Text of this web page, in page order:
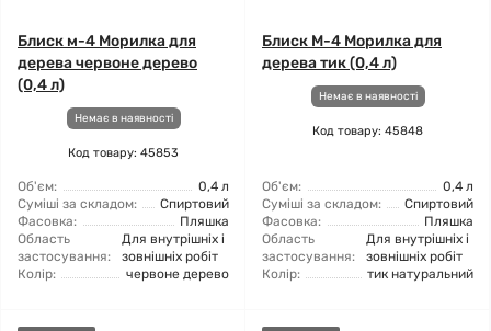
Блиск м-4 Морилка для
дерева червоне дерево
(0,4 л)
Немає в наявності
Код товару: 45853
Об'єм:
0,4 л
Суміші за складом:
Спиртовий
Фасовка:
Пляшка
Область
застосування:
Для внутрішніх і
зовнішніх робіт
Колір:
червоне дерево
Блиск М-4 Морилка для
дерева тик (0,4 л)
Немає в наявності
Код товару: 45848
Об'єм:
0,4 л
Суміші за складом:
Спиртовий
Фасовка:
Пляшка
Область
застосування:
Для внутрішніх і
зовнішніх робіт
Колір:
тик натуральний